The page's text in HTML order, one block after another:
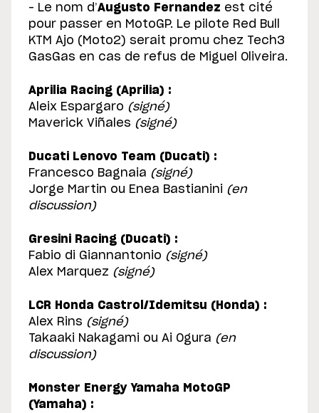
– Le nom d’Augusto Fernandez est cité
pour passer en MotoGP. Le pilote Red Bull
KTM Ajo (Moto2) serait promu chez Tech3
GasGas en cas de refus de Miguel Oliveira.
Aprilia Racing (Aprilia) :
Aleix Espargaro (signé)
Maverick Viñales (signé)
Ducati Lenovo Team (Ducati) :
Francesco Bagnaia (signé)
Jorge Martin ou Enea Bastianini (en
discussion)
Gresini Racing (Ducati) :
Fabio di Giannantonio (signé)
Alex Marquez (signé)
LCR Honda Castrol/Idemitsu (Honda) :
Alex Rins (signé)
Takaaki Nakagami ou Ai Ogura (en
discussion)
Monster Energy Yamaha MotoGP
(Yamaha) :